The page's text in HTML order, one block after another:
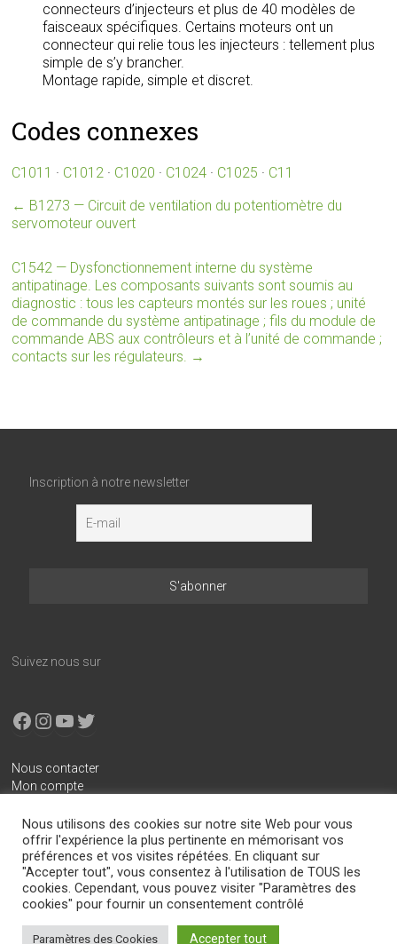
connecteurs d’injecteurs et plus de 40 modèles de
faisceaux spécifiques. Certains moteurs ont un
connecteur qui relie tous les injecteurs : tellement plus
simple de s’y brancher.
Montage rapide, simple et discret.
Codes connexes
C1011 · C1012 · C1020 · C1024 · C1025 · C11
← B1273 — Circuit de ventilation du potentiomètre du
servomoteur ouvert
C1542 — Dysfonctionnement interne du système
antipatinage. Les composants suivants sont soumis au
diagnostic : tous les capteurs montés sur les roues ; unité
de commande du système antipatinage ; fils du module de
commande ABS aux contrôleurs et à l’unité de commande ;
contacts sur les régulateurs. →
Inscription à notre newsletter
Suivez nous sur
Facebook
Instagram
YouTube
X
Nous contacter
Mon compte
Conditions générales de vente
Mentions légales
Politique de confidentialité
Boitier-E85.com
Nous utilisons des cookies sur notre site Web pour vous
offrir l'expérience la plus pertinente en mémorisant vos
préférences et vos visites répétées. En cliquant sur
"Accepter tout", vous consentez à l'utilisation de TOUS les
cookies. Cependant, vous pouvez visiter "Paramètres des
cookies" pour fournir un consentement contrôlé
Paramètres des Cookies Accepter tout